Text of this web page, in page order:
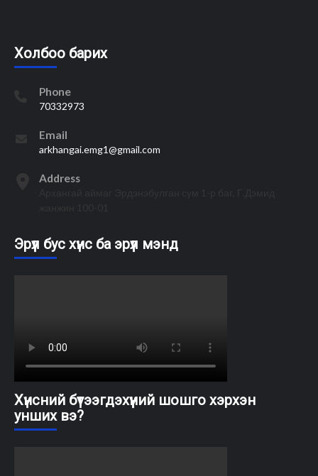
Холбоо барих
Phone
70332973
Email
arkhangai.emg1@gmail.com
Address
Эрүүл бус хүнс ба эрүүл мэнд
Хүнсний бүтээгдэхүүний шошго хэрхэн
унших вэ?